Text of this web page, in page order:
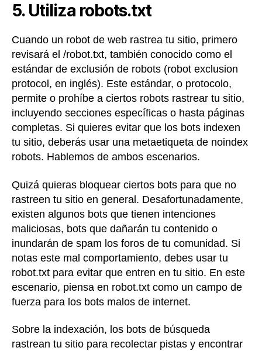
5. Utiliza robots.txt
Cuando un robot de web rastrea tu sitio, primero
revisará el /robot.txt, también conocido como el
estándar de exclusión de robots (robot exclusion
protocol, en inglés). Este estándar, o protocolo,
permite o prohíbe a ciertos robots rastrear tu sitio,
incluyendo secciones específicas o hasta páginas
completas. Si quieres evitar que los bots indexen
tu sitio, deberás usar una metaetiqueta de noindex
robots. Hablemos de ambos escenarios.
Quizá quieras bloquear ciertos bots para que no
rastreen tu sitio en general. Desafortunadamente,
existen algunos bots que tienen intenciones
maliciosas, bots que dañarán tu contenido o
inundarán de spam los foros de tu comunidad. Si
notas este mal comportamiento, debes usar tu
robot.txt para evitar que entren en tu sitio. En este
escenario, piensa en robot.txt como un campo de
fuerza para los bots malos de internet.
Sobre la indexación, los bots de búsqueda
rastrean tu sitio para recolectar pistas y encontrar